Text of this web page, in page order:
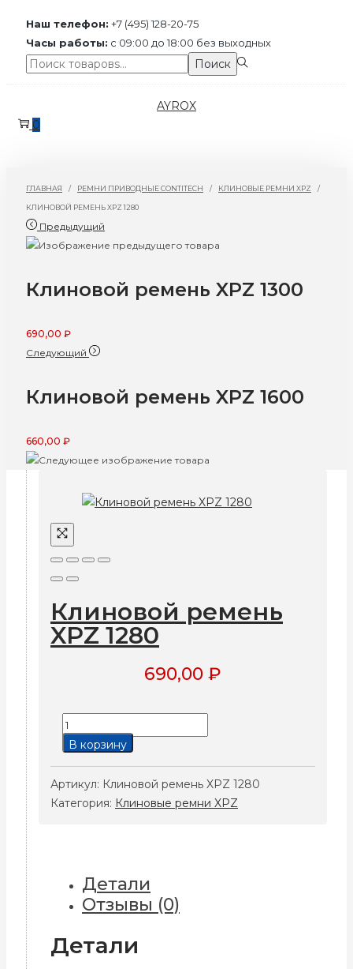
Наш телефон: +7 (495) 128-20-75
Часы работы: с 09:00 до 18:00 без выходных
Поиск:>
Поиск
к
к
AYROX
0
ГЛАВНАЯ / РЕМНИ ПРИВОДНЫЕ CONTITECH / КЛИНОВЫЕ РЕМНИ XPZ /
КЛИНОВОЙ РЕМЕНЬ XPZ 1280
Предыдущий
Клиновой ремень XPZ 1300
690,00 ₽
Следующий
Клиновой ремень XPZ 1600
660,00 ₽
Клиновой ремень
XPZ 1280
690,00 ₽
Количество
товара
ремень
XPZ
В корзину
Артикул: Клиновой ремень XPZ 1280
Категория: Клиновые ремни XPZ
Детали
Отзывы (0)
Детали